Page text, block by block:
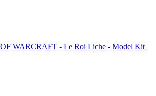
WARCRAFT - Le Roi Liche - Model Kit